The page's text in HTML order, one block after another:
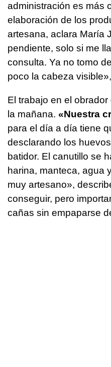
administración es más
elaboración de los
artesana, aclara María
pendiente, solo si me
consulta. Ya no tomo
poco la cabeza
El trabajo en el
la mañana. «Nuestra
para el día a día tiene
desclarando los
batidor. El canutillo se
harina, manteca, agua
muy artesano»,
conseguir, pero
cañas sin empaparse